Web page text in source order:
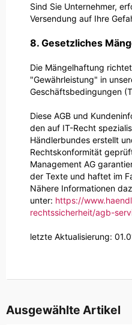
Sind Sie Unternehmer,
Versendung auf Ihre
8. Gesetzliches
Die Mängelhaftung
"Gewährleistung" in
Geschäftsbedingungen
Diese AGB und
den auf IT-Recht
Händlerbundes erstellt
Rechtskonformität
Management AG
der Texte und haftet im
Nähere Informationen
unter: https://
rechtssicherheit/agb-
letzte Aktualisierung:
Ausgewählte Artikel